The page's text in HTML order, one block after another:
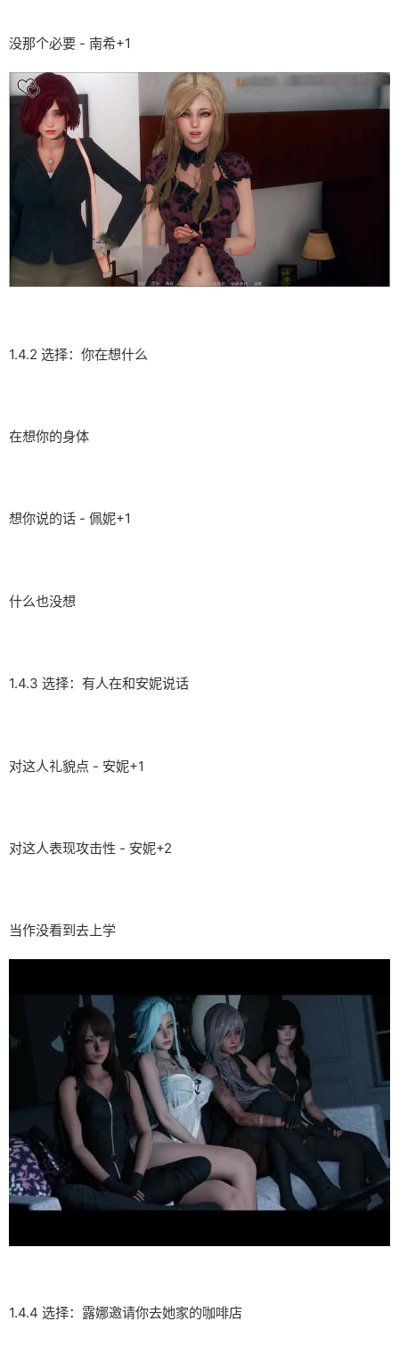
没那个必要 - 南希+1
1.4.2 选择：你在想什么
在想你的身体
想你说的话 - 佩妮+1
什么也没想
1.4.3 选择：有人在和安妮说话
对这人礼貌点 - 安妮+1
对这人表现攻击性 - 安妮+2
当作没看到去上学
1.4.4 选择：露娜邀请你去她家的咖啡店